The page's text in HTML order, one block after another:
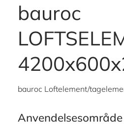
bauroc
bauroc Loftelement/
Anvendelsesområde